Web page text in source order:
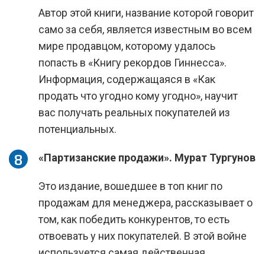
Автор этой книги, название которой говорит
само за себя, является известным во всем
мире продавцом, которому удалось
попасть в «Книгу рекордов Гиннесса».
Информация, содержащаяся в «Как
продать что угодно кому угодно», научит
вас получать реальных покупателей из
потенциальных.
«Партизанские продажи». Мурат Тургунов
Это издание, вошедшее в топ книг по
продажам для менеджера, рассказывает о
том, как победить конкурентов, то есть
отвоевать у них покупателей. В этой войне